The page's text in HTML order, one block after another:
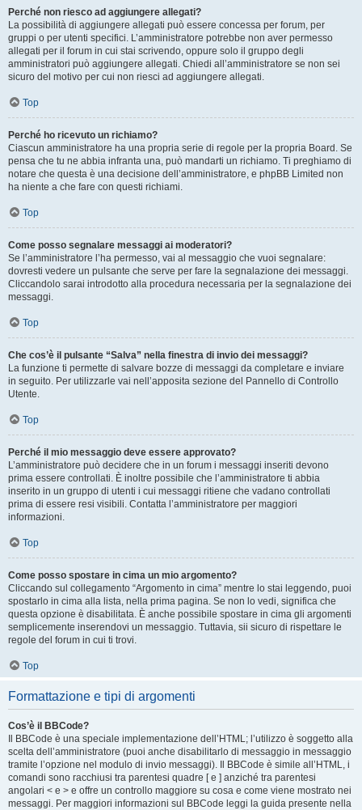
Perché non riesco ad aggiungere allegati?
La possibilità di aggiungere allegati può essere concessa per forum, per
gruppi o per utenti specifici. L’amministratore potrebbe non aver permesso
allegati per il forum in cui stai scrivendo, oppure solo il gruppo degli
amministratori può aggiungere allegati. Chiedi all’amministratore se non sei
sicuro del motivo per cui non riesci ad aggiungere allegati.
Top
Perché ho ricevuto un richiamo?
Ciascun amministratore ha una propria serie di regole per la propria Board. Se
pensa che tu ne abbia infranta una, può mandarti un richiamo. Ti preghiamo di
notare che questa è una decisione dell’amministratore, e phpBB Limited non
ha niente a che fare con questi richiami.
Top
Come posso segnalare messaggi ai moderatori?
Se l’amministratore l’ha permesso, vai al messaggio che vuoi segnalare:
dovresti vedere un pulsante che serve per fare la segnalazione dei messaggi.
Cliccandolo sarai introdotto alla procedura necessaria per la segnalazione dei
messaggi.
Top
Che cos’è il pulsante “Salva” nella finestra di invio dei messaggi?
La funzione ti permette di salvare bozze di messaggi da completare e inviare
in seguito. Per utilizzarle vai nell’apposita sezione del Pannello di Controllo
Utente.
Top
Perché il mio messaggio deve essere approvato?
L’amministratore può decidere che in un forum i messaggi inseriti devono
prima essere controllati. È inoltre possibile che l’amministratore ti abbia
inserito in un gruppo di utenti i cui messaggi ritiene che vadano controllati
prima di essere resi visibili. Contatta l’amministratore per maggiori
informazioni.
Top
Come posso spostare in cima un mio argomento?
Cliccando sul collegamento “Argomento in cima” mentre lo stai leggendo, puoi
spostarlo in cima alla lista, nella prima pagina. Se non lo vedi, significa che
questa opzione è disabilitata. È anche possibile spostare in cima gli argomenti
semplicemente inserendovi un messaggio. Tuttavia, sii sicuro di rispettare le
regole del forum in cui ti trovi.
Top
Formattazione e tipi di argomenti
Cos’è il BBCode?
Il BBCode è una speciale implementazione dell’HTML; l’utilizzo è soggetto alla
scelta dell’amministratore (puoi anche disabilitarlo di messaggio in messaggio
tramite l’opzione nel modulo di invio messaggi). Il BBCode è simile all’HTML, i
comandi sono racchiusi tra parentesi quadre [ e ] anziché tra parentesi
angolari < e > e offre un controllo maggiore su cosa e come viene mostrato nei
messaggi. Per maggiori informazioni sul BBCode leggi la guida presente nella